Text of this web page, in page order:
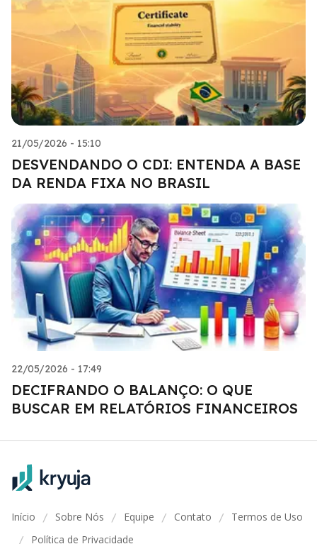
21/05/2026 - 15:10
DESVENDANDO O CDI: ENTENDA A BASE
DA RENDA FIXA NO BRASIL
22/05/2026 - 17:49
DECIFRANDO O BALANÇO: O QUE
BUSCAR EM RELATÓRIOS FINANCEIROS
Início / Sobre Nós / Equipe / Contato / Termos de Uso
/ Política de Privacidade